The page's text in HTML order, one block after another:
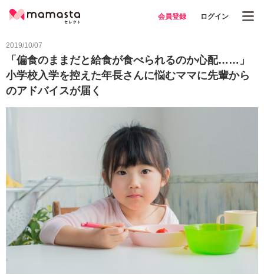
会員登録 ログイン
2019/10/07
「偏食のままだと給食が食べられるのか心配……」
小学校入学を控えた年長さんに悩むママに先輩から
のアドバイスが届く